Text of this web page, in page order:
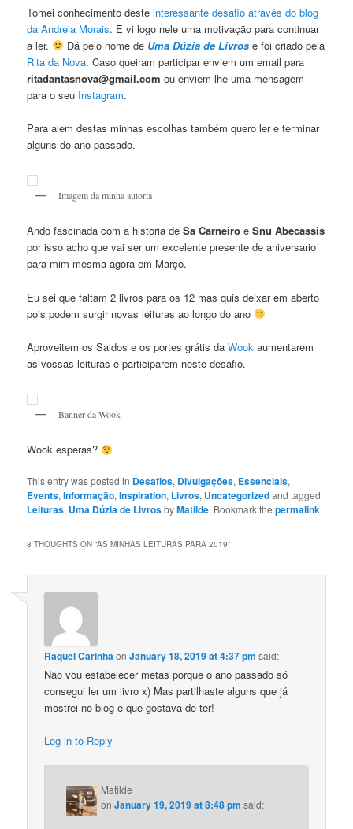
Tomei conhecimento desteinteressante desafio através do blog
da Andreia Morais. E vi logo nele uma motivação para continuar
a ler.
Dá pelo nome de Uma Dúzia de Livrose foi criado pela
Rita da Nova. Caso queiram participar enviem um email para
ritadantasnova@gmail.com ou enviem-lhe uma mensagem
para o seu Instagram.
Para alem destas minhas escolhas também quero ler e terminar
alguns do ano passado.
Imagem da minha autoria
Ando fascinada com a historia deSa Carneiro eSnu Abecassis
por isso acho que vai ser um excelente presente de aniversario
para mim mesma agora em Março.
Eu sei que faltam 2 livros para os 12 mas quis deixar em aberto
pois podem surgir novas leituras ao longo do ano
Aproveitem os Saldos e os portes grátis da Wook aumentarem
as vossas leituras e participarem neste desafio.
Banner da Wook
Wook esperas?
This entry was posted in Desafios, Divulgaçōes, Essenciais,
Events,Informação,Inspiration, Livros, Uncategorizedand tagged
Leituras, Uma Dúzia de LivrosbyMatilde. Bookmark thepermalink.
8 THOUGHTS ON “AS MINHAS LEITURAS PARA 2019”
Raquel CarinhaonJanuary 18, 2019 at 4:37 pm said:
Não vou estabelecer metas porque o ano passado só
consegui ler um livro x) Mas partilhaste alguns que já
mostrei no blog e que gostava de ter!
Log in to Reply
Matilde
onJanuary 19, 2019 at 8:48 pm said: